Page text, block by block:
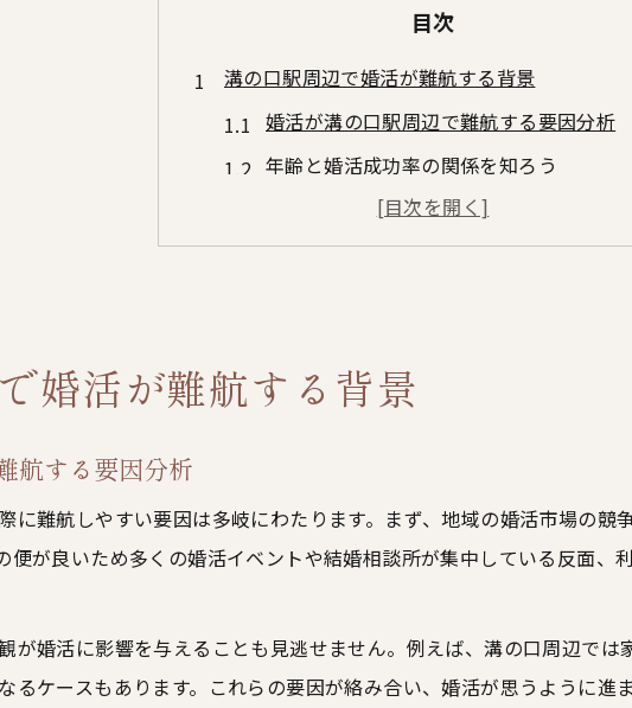
目次
溝の口駅周辺で婚活が難航する背景
婚活が溝の口駅周辺で難航する要因分析
年齢と婚活成功率の関係を知ろう
婚活現場で直面する地域特有の障壁とは
結婚できない背景にある婚活環境の特徴
婚活で結婚できない男性の共通点とは
婚活でよくある失敗と改善ポイント
自己分析で見つかる結婚できない原因
婚活の3ヶ月ルールの基本と意義を紹介
3ヶ月ルールが婚活成否に与える影響
婚活が難航する背景
航する要因分析
に難航しやすい要因は多岐にわたります。まず、地域の婚活市場の
便が良いため多くの婚活イベントや結婚相談所が集中している反面
が婚活に影響を与えることも見逃せません。例えば、溝の口周辺で
るケースもあります。これらの要因が絡み合い、婚活が思うように進